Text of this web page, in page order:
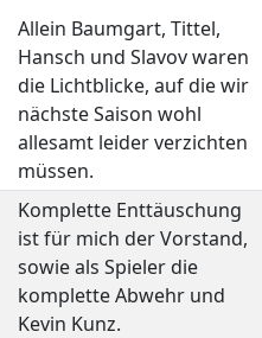
Allein Baumgart, Tittel,
Hansch und Slavov waren
die Lichtblicke, auf die wir
nächste Saison wohl
allesamt leider verzichten
müssen.
Komplette Enttäuschung
ist für mich der Vorstand,
sowie als Spieler die
komplette Abwehr und
Kevin Kunz.